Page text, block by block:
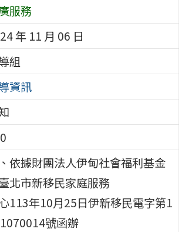
服務
年 11 月 06 日
組
資訊
依據財團法人伊甸社會福利基金
北市新移民家庭服務
113年10月25日伊新移民電字第1
號函辦